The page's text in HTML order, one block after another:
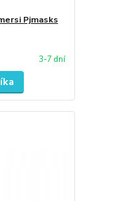
Pjmasks
3-7 dní